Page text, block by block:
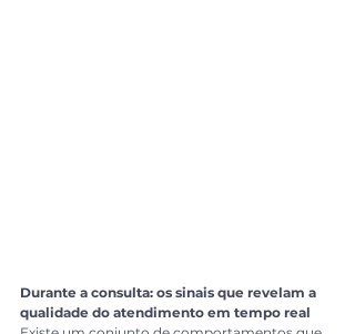
Durante a consulta: os sinais que revelam a
qualidade do atendimento em tempo real